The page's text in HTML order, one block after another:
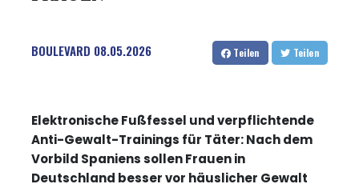
BOULEVARD 08.05.2026 Teilen Teilen
Elektronische Fußfessel und verpflichtende
Anti-Gewalt-Trainings für Täter: Nach dem
Vorbild Spaniens sollen Frauen in
Deutschland besser vor häuslicher Gewalt